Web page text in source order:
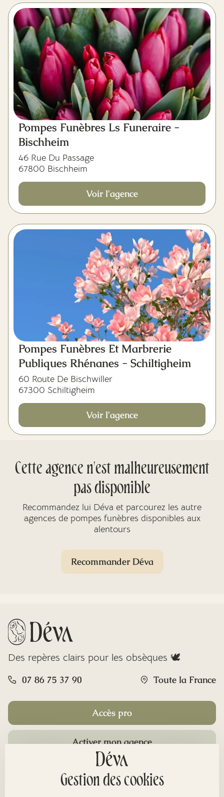
Pompes Funèbres Ls Funeraire -
Bischheim
46 Rue Du Passage
67800 Bischheim
Voir l'agence
Pompes Funèbres Et Marbrerie
Publiques Rhénanes - Schiltigheim
60 Route De Bischwiller
67300 Schiltigheim
Voir l'agence
Cette agence n'est malheureusement
pas disponible
Recommandez lui Déva et parcourez les autre
agences de pompes funèbres disponibles aux
alentours
Recommander Déva
Des repères clairs pour les obsèques 🕊️
07 86 75 37 90 Toute la France
Accès pro
Activer mon agence
Gestion des cookies